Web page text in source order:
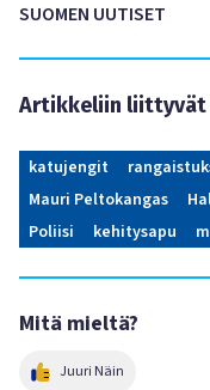
SUOMEN UUTISET
Artikkeliin liittyvät
katujengit
Mauri Peltokangas
Poliisi
kehitysapu
Mitä mieltä?
Juuri Näin